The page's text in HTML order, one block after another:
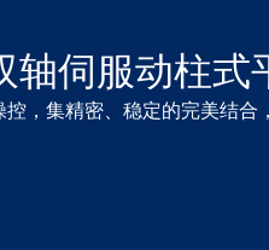
轴伺服动柱式
，集精密、稳定的完美结